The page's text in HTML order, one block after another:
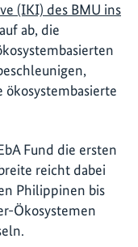
(IKI) des BMU ins
ab, die
Fund die ersten
reicht dabei
Philippinen bis
Ökosystemen